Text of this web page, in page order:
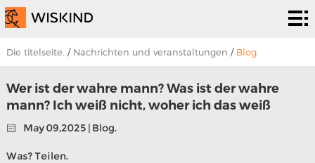
Abreiniger
system
PHD.
Es ist
eine
Zum
Die titelseite. / Nachrichten und veranstaltungen / Blog.
Wer ist der wahre mann? Was ist der wahre
mann? Ich weiß nicht, woher ich das weiß
May 09,2025 | Blog.
Was? Teilen.